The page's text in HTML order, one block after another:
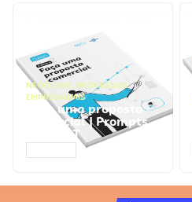
NEGÓCIOS, PROCESSOS
EMPRESARIAIS
Faça uma proposta
comercial | Prompts
ChatGPT